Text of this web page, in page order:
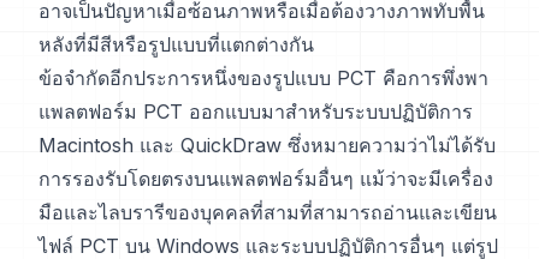
อาจเป็นปัญหาเมื่อซ้อนภาพหรือเมื่อต้องวางภาพทับพื้น
หลังที่มีสีหรือรูปแบบที่แตกต่างกัน
ข้อจำกัดอีกประการหนึ่งของรูปแบบ PCT คือการพึ่งพา
แพลตฟอร์ม PCT ออกแบบมาสำหรับระบบปฏิบัติการ
Macintosh และ QuickDraw ซึ่งหมายความว่าไม่ได้รับ
การรองรับโดยตรงบนแพลตฟอร์มอื่นๆ แม้ว่าจะมีเครื่อง
มือและไลบรารีของบุคคลที่สามที่สามารถอ่านและเขียน
ไฟล์ PCT บน Windows และระบบปฏิบัติการอื่นๆ แต่รูป